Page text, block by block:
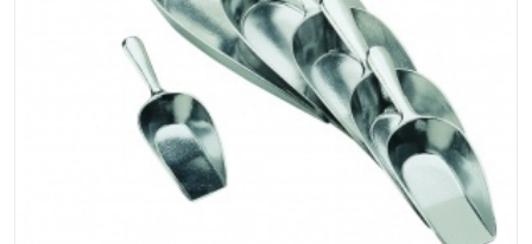
Stickvagnar & transport